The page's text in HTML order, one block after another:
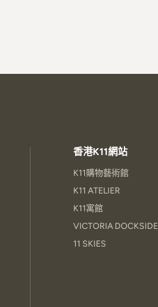
香港K11網站
K11購物藝術館
K11 ATELIER
K11寓館
VICTORIA DOCKSIDE
11 SKIES